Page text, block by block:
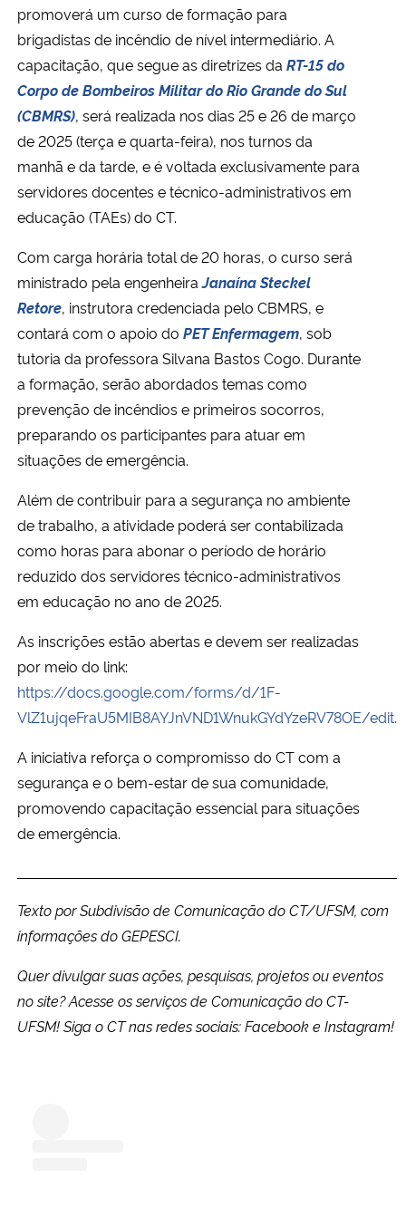
Secretaria-Geral
Secretaria de Governo
Gabinete de Segurança Institucional
Advocacia-Geral da União
Planalto
promoverá um curso de formação para
brigadistas de incêndio de nível intermediário. A
capacitação, que segue as diretrizes da RT-15 do
Corpo de Bombeiros Militar do Rio Grande do Sul
(CBMRS), será realizada nos dias 25 e 26 de março
de 2025 (terça e quarta-feira), nos turnos da
manhã e da tarde, e é voltada exclusivamente para
servidores docentes e técnico-administrativos em
educação (TAEs) do CT.
Com carga horária total de 20 horas, o curso será
ministrado pela engenheiraJanaína Steckel
Retore, instrutora credenciada pelo CBMRS, e
contará com o apoio do PET Enfermagem, sob
tutoria da professora Silvana Bastos Cogo. Durante
a formação, serão abordados temas como
prevenção de incêndios e primeiros socorros,
preparando os participantes para atuar em
situações de emergência.
Além de contribuir para a segurança no ambiente
de trabalho, a atividade poderá ser contabilizada
como horas para abonar o período de horário
reduzido dos servidores técnico-administrativos
em educação no ano de 2025.
As inscrições estão abertas e devem ser realizadas
por meio do link:
https://docs.google.com/forms/d/1F-
VlZ1ujqeFraU5MIB8AYJnVND1WnukGYdYzeRV78OE/edit.
A iniciativa reforça o compromisso do CT com a
segurança e o bem-estar de sua comunidade,
promovendo capacitação essencial para situações
de emergência.
Texto por Subdivisão de Comunicação do CT/UFSM, com
informações do GEPESCI.
Quer divulgar suas ações, pesquisas, projetos ou eventos
no site?Acesse os serviços de Comunicação do CT-
UFSM!Siga o CT nas redes sociais:Facebooke Instagram!